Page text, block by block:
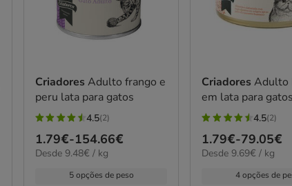
Criadores Adulto frango e
peru lata para gatos
4.5
estrelas
com
4.5(2)
Preço
de
1.79€-154.66€
9.48€
Desde 9.48€ / kg
5 opções de peso
CriadoresAdulto
em lata para gatos
4.5
estrelas
com
4.5(2)
Preço
de
1.79€-79.05€
9.69€
Desde 9.69€ / kg
4 opções de